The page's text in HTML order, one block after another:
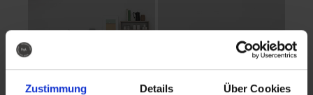
Zustimmung Details Über Cookies